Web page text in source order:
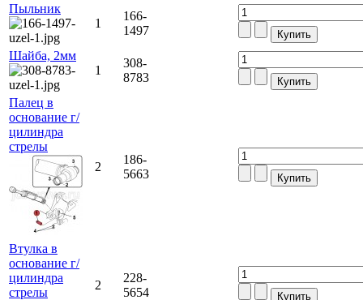
Пыльник
1
166-
1497
Шайба, 2мм
1
308-
8783
Палец в
основание г/
цилиндра
стрелы
2
186-
5663
Втулка в
основание г/
цилиндра
стрелы
2
228-
5654